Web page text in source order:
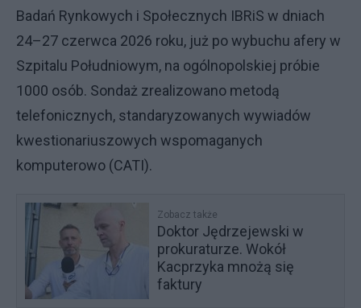
Badań Rynkowych i Społecznych IBRiS w dniach
24–27 czerwca 2026 roku, już po wybuchu afery w
Szpitalu Południowym, na ogólnopolskiej próbie
1000 osób. Sondaż zrealizowano metodą
telefonicznych, standaryzowanych wywiadów
kwestionariuszowych wspomaganych
komputerowo (CATI).
Zobacz także
Doktor Jędrzejewski w
prokuraturze. Wokół
Kacprzyka mnożą się
faktury